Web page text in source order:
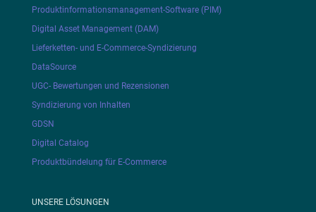
Produktinformationsmanagement-Software (PIM)
Digital Asset Management (DAM)
Lieferketten- und E-Commerce-Syndizierung
DataSource
UGC- Bewertungen und Rezensionen
Syndizierung von Inhalten
GDSN
Digital Catalog
Produktbündelung für E-Commerce
UNSERE LÖSUNGEN